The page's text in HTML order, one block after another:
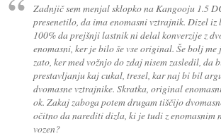
Zadnjič sem menjal sklopko na Kangooju 1.5
presenetilo, da ima enomasni vztrajnik. Dizel iz
100% da prejšnji lastnik ni delal konverzije z
enomasni, ker je bilo še vse original. Še bolj me
zato, ker med vožnjo do zdaj nisem zasledil, da
prestavljanju kaj cukal, tresel, kar naj bi bil
dvomasne vztrajnike. Skratka, original
ok. Zakaj zaboga potem drugam tiščijo
očitno da narediti dizla, ki je tudi z enomasnim
vozen?